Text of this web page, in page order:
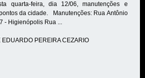
quarta-feira, dia 12/06, manutenções e
da cidade. Manutenções: Rua Antônio
- Higienópolis Rua ...
PEREIRA CEZARIO